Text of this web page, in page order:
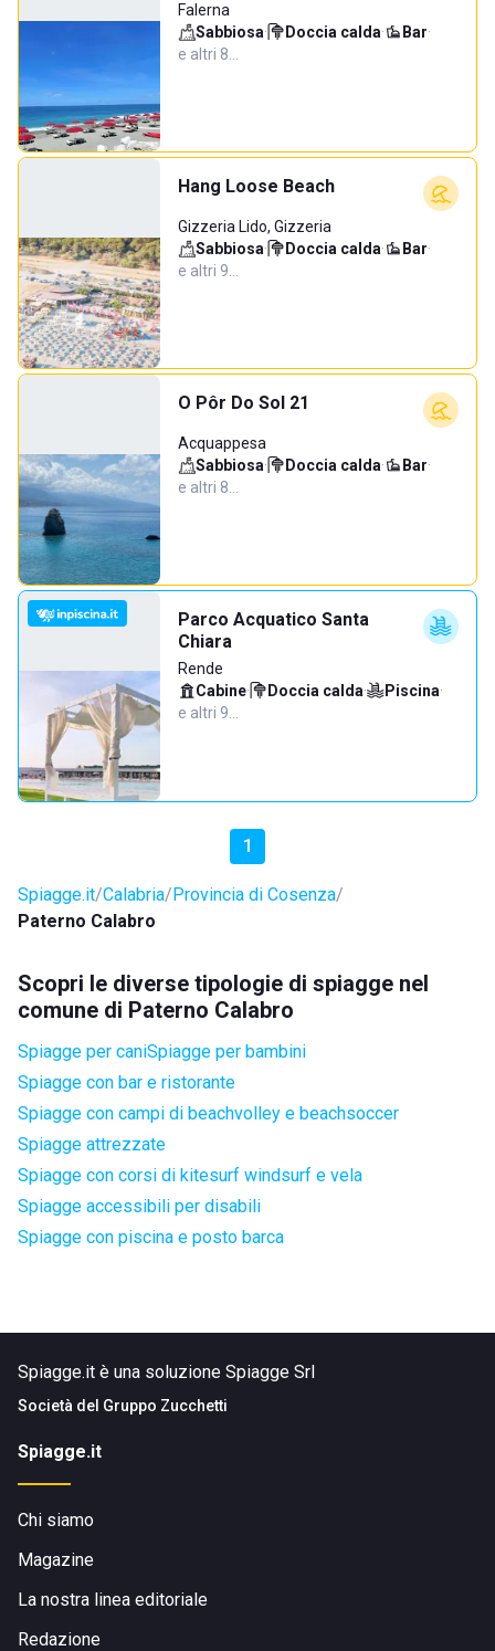
Falerna
Sabbiosa· Doccia calda· Bar·
e altri 8…
Hang Loose Beach
Gizzeria Lido, Gizzeria
Sabbiosa· Doccia calda· Bar·
e altri 9…
O Pôr Do Sol 21
Acquappesa
Sabbiosa· Doccia calda· Bar·
e altri 8…
Parco Acquatico Santa
Chiara
Rende
Cabine· Doccia calda· Piscina·
e altri 9…
1
Spiagge.it Calabria Provincia di Cosenza
Paterno Calabro
Scopri le diverse tipologie di spiagge nel
comune di Paterno Calabro
Spiagge per caniSpiagge per bambini
Spiagge con bar e ristorante
Spiagge con campi di beachvolley e beachsoccer
Spiagge attrezzate
Spiagge con corsi di kitesurf windsurf e vela
Spiagge accessibili per disabili
Spiagge con piscina e posto barca
Spiagge.it è una soluzione Spiagge Srl
Società del Gruppo Zucchetti
Spiagge.it
Chi siamo
Magazine
La nostra linea editoriale
Redazione